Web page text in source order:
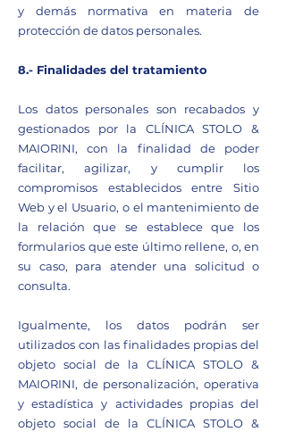
y demás normativa en materia de
protección de datos personales.
8.- Finalidades del tratamiento
Los datos personales son recabados y
gestionados por la CLÍNICA STOLO &
MAIORINI, con la finalidad de poder
facilitar, agilizar, y cumplir los
compromisos establecidos entre Sitio
Web y el Usuario, o el mantenimiento de
la relación que se establece que los
formularios que este último rellene, o, en
su caso, para atender una solicitud o
consulta.
Igualmente, los datos podrán ser
utilizados con las finalidades propias del
objeto social de la CLÍNICA STOLO &
MAIORINI, de personalización, operativa
y estadística y actividades propias del
objeto social de la CLÍNICA STOLO &